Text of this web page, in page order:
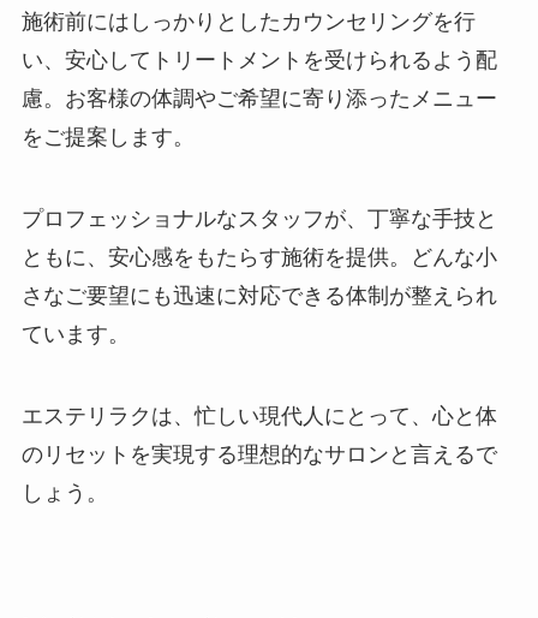
施術前にはしっかりとしたカウンセリングを行
い、安心してトリートメントを受けられるよう配
慮。お客様の体調やご希望に寄り添ったメニュー
をご提案します。
プロフェッショナルなスタッフが、丁寧な手技と
ともに、安心感をもたらす施術を提供。どんな小
さなご要望にも迅速に対応できる体制が整えられ
ています。
エステリラクは、忙しい現代人にとって、心と体
のリセットを実現する理想的なサロンと言えるで
しょう。